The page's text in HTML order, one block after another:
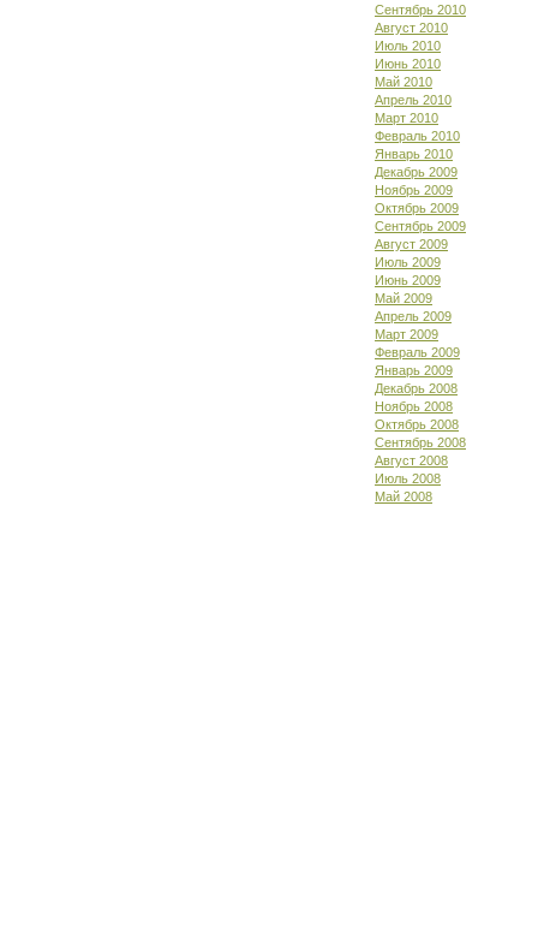
Сентябрь 2010
Август 2010
Июль 2010
Июнь 2010
Май 2010
Апрель 2010
Март 2010
Февраль 2010
Январь 2010
Декабрь 2009
Ноябрь 2009
Октябрь 2009
Сентябрь 2009
Август 2009
Июль 2009
Июнь 2009
Май 2009
Апрель 2009
Март 2009
Февраль 2009
Январь 2009
Декабрь 2008
Ноябрь 2008
Октябрь 2008
Сентябрь 2008
Август 2008
Июль 2008
Май 2008